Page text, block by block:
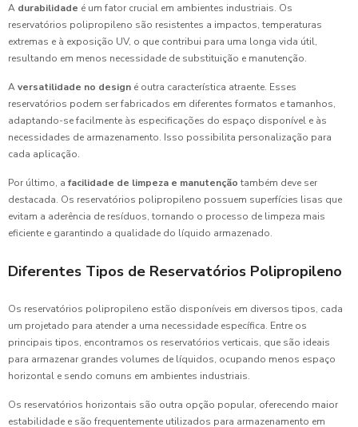
A durabilidade é um fator crucial em ambientes industriais. Os
reservatórios polipropileno são resistentes a impactos, temperaturas
extremas e à exposição UV, o que contribui para uma longa vida útil,
resultando em menos necessidade de substituição e manutenção.
Aversatilidade no design é outra característica atraente. Esses
reservatórios podem ser fabricados em diferentes formatos e tamanhos,
adaptando-se facilmente às especificações do espaço disponível e às
necessidades de armazenamento. Isso possibilita personalização para
cada aplicação.
Por último, a facilidade de limpeza e manutenção também deve ser
destacada. Os reservatórios polipropileno possuem superfícies lisas que
evitam a aderência de resíduos, tornando o processo de limpeza mais
eficiente e garantindo a qualidade do líquido armazenado.
Diferentes Tipos de Reservatórios Polipropileno
Os reservatórios polipropileno estão disponíveis em diversos tipos, cada
um projetado para atender a uma necessidade específica. Entre os
principais tipos, encontramos os reservatórios verticais, que são ideais
para armazenar grandes volumes de líquidos, ocupando menos espaço
horizontal e sendo comuns em ambientes industriais.
Os reservatórios horizontais são outra opção popular, oferecendo maior
estabilidade e são frequentemente utilizados para armazenamento em